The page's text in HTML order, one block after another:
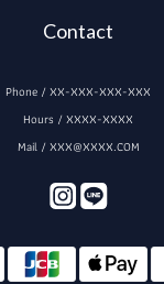
Contact
Phone / XX-XXX-XXX-XXX
Hours / XXXX-XXXX
Mail / XXX@XXXX.COM